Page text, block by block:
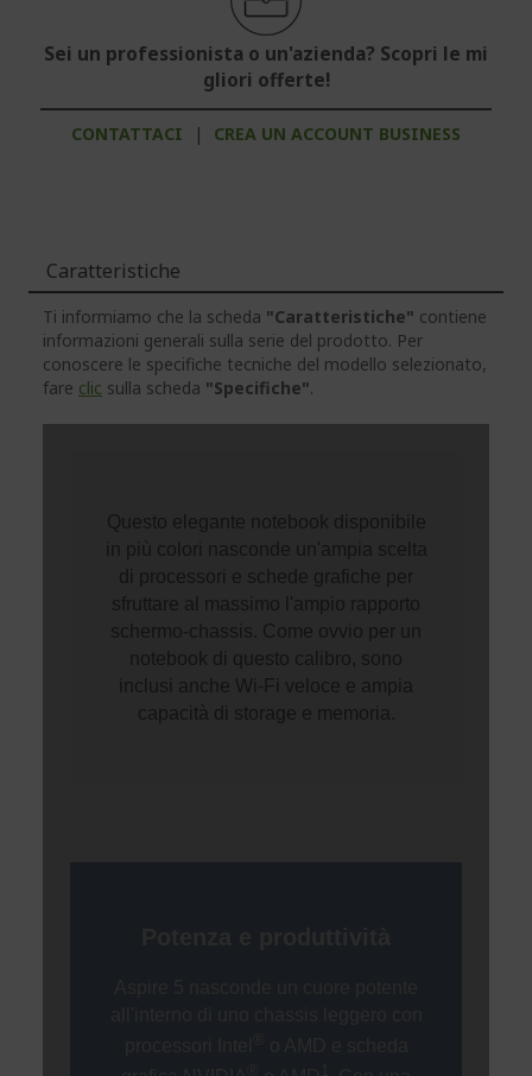
Sei un professionista o un'azienda? Scopri le mi
gliori offerte!
CONTATTACI | CREA UN ACCOUNT BUSINESS
Caratteristiche
Ti informiamo che la scheda "Caratteristiche" contiene
informazioni generali sulla serie del prodotto. Per
conoscere le specifiche tecniche del modello selezionato,
fare clic sulla scheda "Specifiche".